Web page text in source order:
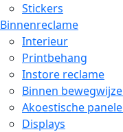
Stickers
Binnenreclame
Interieur
Printbehang
Instore reclame
Binnen
Akoestische
Displays